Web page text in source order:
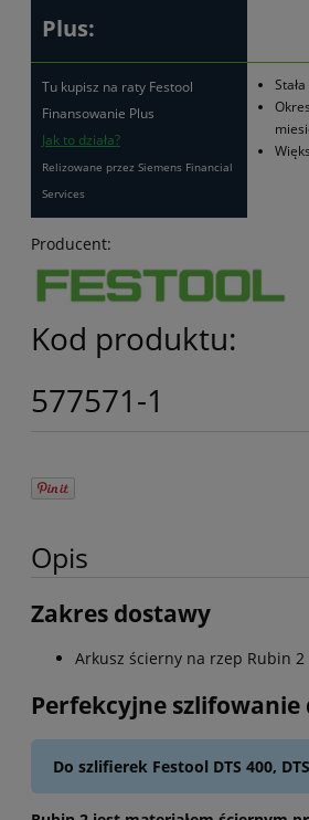
Plus:
Tu kupisz na raty Festool
Finansowanie Plus
Jak to działa?
Relizowane przez Siemens Financial
Services
Producent:
Kod produktu:
577571-1
Opis
Zakres dostawy
Arkusz ścierny na rzep Rubin 2
Perfekcyjne szlifowanie
Do szlifierek Festool DTS 400,